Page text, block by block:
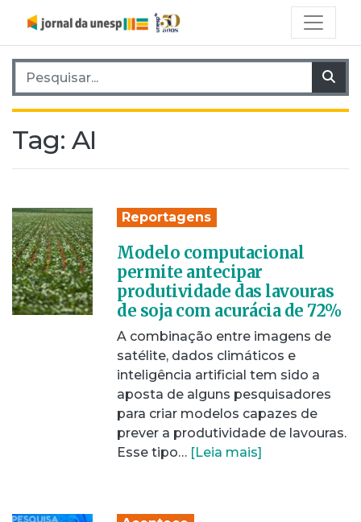
Pesquisar por:
Tag: AI
Reportagens
Modelo computacional
permite antecipar
produtividade das lavouras
de soja com acurácia de 72%
A combinação entre imagens de
satélite, dados climáticos e
inteligência artificial tem sido a
aposta de alguns pesquisadores
para criar modelos capazes de
prever a produtividade de lavouras.
Esse tipo… [Leia mais]